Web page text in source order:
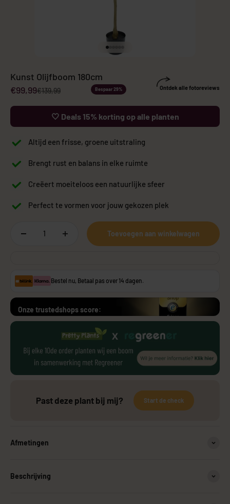
Naar artikel 1
Naar artikel 2
Naar artikel 3
Naar artikel 4
Naar artikel 5
Naar artikel 6
Kunst Olijfboom 180cm
Aanbiedingsprijs
€99,99Normale prijs
€139,99 Bespaar 29% Ontdek alle fotoreviews
🤍 Deals 15% korting op alle planten
Altijd een frisse, groene uitstraling
Brengt rust en balans in elke ruimte
Creëert moeiteloos een natuurlijke sfeer
Perfect te vormen voor jouw gekozen plek
Toevoegen aan winkelwagen
Bestel nu, Betaal pas over 14 dagen.
Onze trustedshops score:
Past deze plant bij mij? Start de check
Afmetingen
Beschrijving